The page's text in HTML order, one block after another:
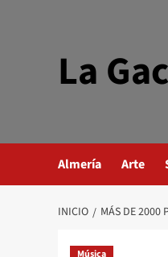
La
Almería Arte
INICIO MÁS DE 2000
Música